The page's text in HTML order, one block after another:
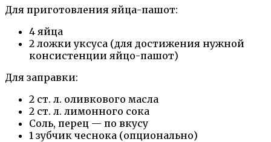
Для приготовления яйца-пашот:
4 яйца
2 ложки уксуса (для достижения нужной
консистенции яйцо-пашот)
Для заправки:
2 ст. л. оливкового масла
2 ст. л. лимонного сока
Соль, перец — по вкусу
1 зубчик чеснока (опционально)